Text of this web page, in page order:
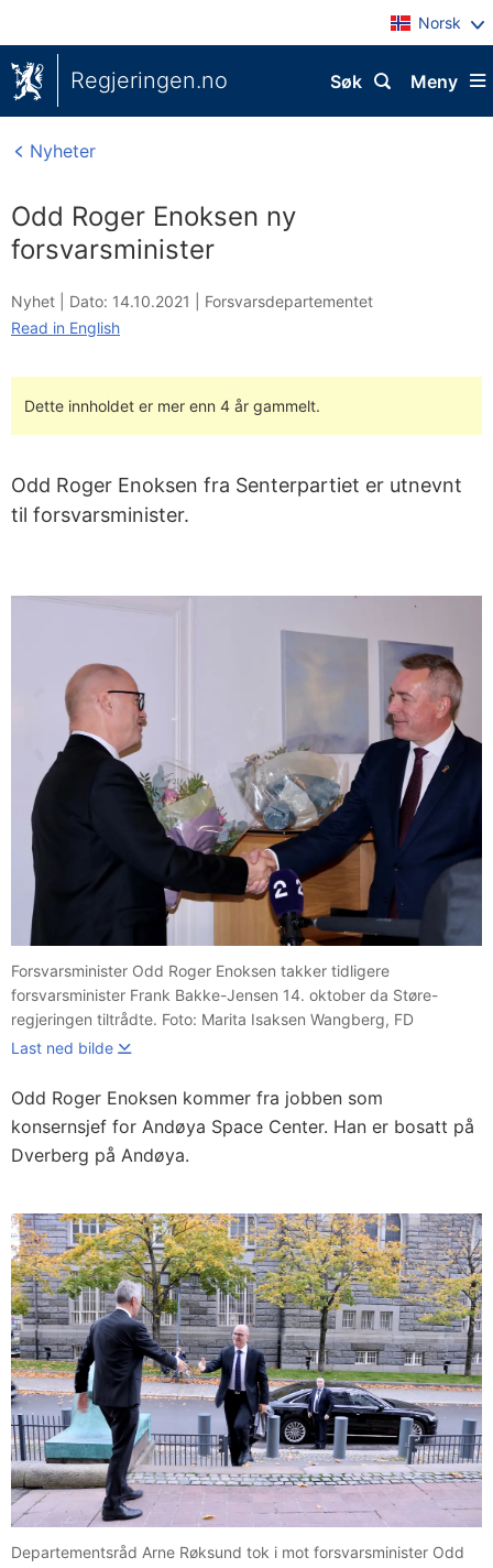
Norsk
Regjeringen.no Meny
Søk
Nyheter
Odd Roger Enoksen ny
forsvarsminister
Nyhet | Dato: 14.10.2021
Forsvarsdepartementet
Read in English
Dette innholdet er mer enn 4 år gammelt.
Odd Roger Enoksen fra Senterpartiet er utnevnt
til forsvarsminister.
Forsvarsminister Odd Roger Enoksen takker tidligere
forsvarsminister Frank Bakke-Jensen 14. oktober da Støre-
regjeringen tiltrådte. Foto: Marita Isaksen Wangberg, FD
Last ned bilde
Odd Roger Enoksen kommer fra jobben som
konsernsjef for Andøya Space Center. Han er bosatt på
Dverberg på Andøya.
Departementsråd Arne Røksund tok i mot forsvarsminister Odd